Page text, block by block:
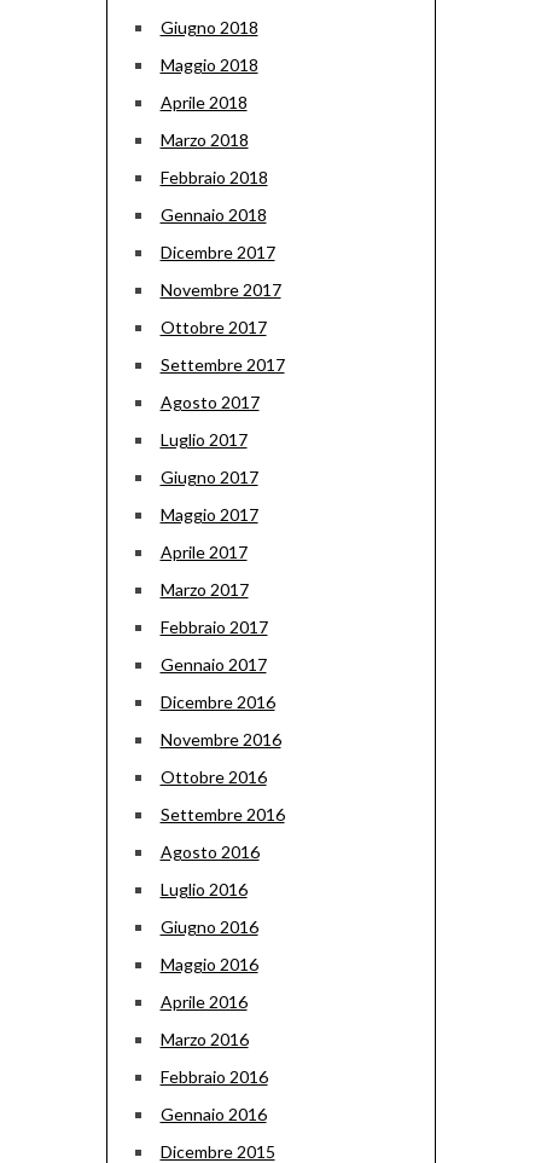
Giugno 2018
Maggio 2018
Aprile 2018
Marzo 2018
Febbraio 2018
Gennaio 2018
Dicembre 2017
Novembre 2017
Ottobre 2017
Settembre 2017
Agosto 2017
Luglio 2017
Giugno 2017
Maggio 2017
Aprile 2017
Marzo 2017
Febbraio 2017
Gennaio 2017
Dicembre 2016
Novembre 2016
Ottobre 2016
Settembre 2016
Agosto 2016
Luglio 2016
Giugno 2016
Maggio 2016
Aprile 2016
Marzo 2016
Febbraio 2016
Gennaio 2016
Dicembre 2015